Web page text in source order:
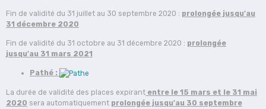
Fin de validité du 31 juillet au 30 septembre 2020 : prolongée jusqu'au
31 décembre 2020
Fin de validité du 31 octobre au 31 décembre 2020 : prolongée
jusqu'au 31 mars 2021
Pathé :
La durée de validité des places expirant entre le 15 mars et le 31 mai
2020 sera automatiquement prolongée jusqu'au 30 septembre